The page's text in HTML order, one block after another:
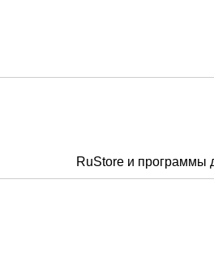
RuStore и программы